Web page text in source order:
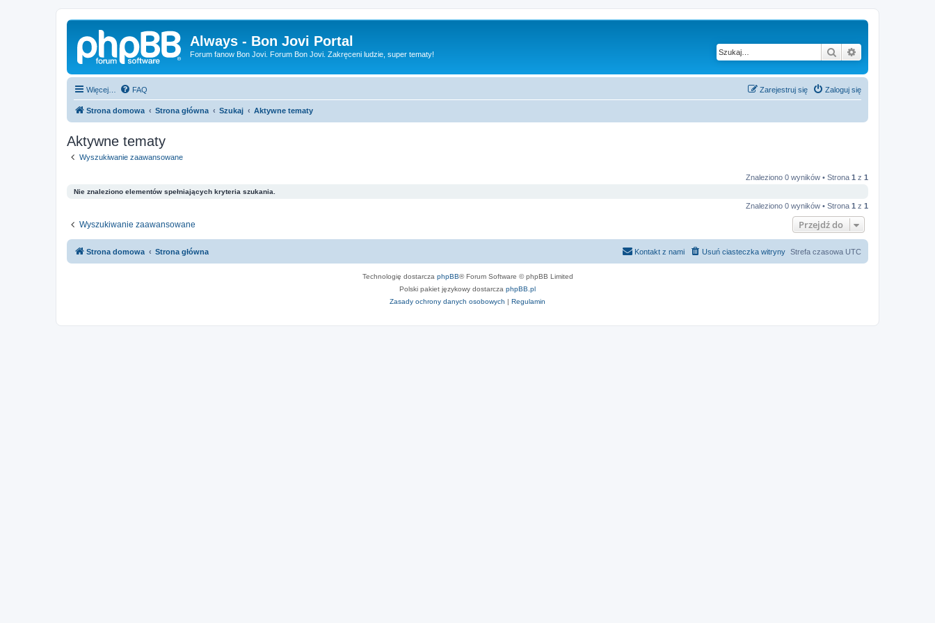
Always - Bon Jovi Portal
Forum fanow Bon Jovi. Forum Bon Jovi. Zakręceni ludzie, super tematy! Szukaj
Więcej… FAQ Zaloguj się
Zarejestruj się
Strona domowa Strona główna Szukaj Aktywne tematy
Aktywne tematy
Wyszukiwanie zaawansowane
Znaleziono 0 wyników • Strona 1 z 1
Nie znaleziono elementów spełniających kryteria szukania.
Znaleziono 0 wyników • Strona 1 z 1
Wyszukiwanie zaawansowane Przejdź do
Strona domowa Strona główna Strefa czasowa UTC
Usuń ciasteczka witryny
Kontakt z nami
Technologię dostarcza phpBB® Forum Software © phpBB Limited
Polski pakiet językowy dostarcza phpBB.pl
Zasady ochrony danych osobowych | Regulamin